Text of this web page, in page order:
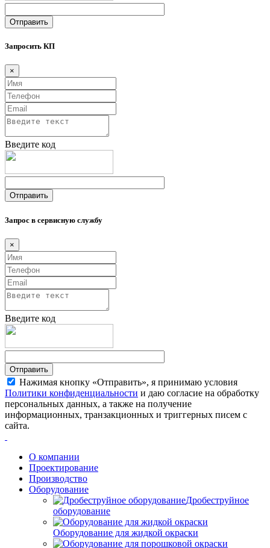
Запросить КП
×
Введите код
Запрос в сервисную службу
×
Введите код
Нажимая кнопку «Отправить», я принимаю условия
Политики конфиденциальности и даю согласие на обработку
персональных данных, а также на получение
информационных, транзакционных и триггерных писем с
сайта.
О компании
Проектирование
Производство
Оборудование
Дробеструйное
оборудование
Оборудование для жидкой окраски